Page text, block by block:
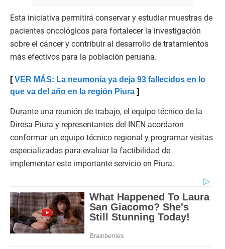
Esta iniciativa permitirá conservar y estudiar muestras de
pacientes oncológicos para fortalecer la investigación
sobre el cáncer y contribuir al desarrollo de tratamientos
más efectivos para la población peruana.
VER MÁS: La neumonía ya deja 93 fallecidos en lo
que va del año en la región Piura
Durante una reunión de trabajo, el equipo técnico de la
Diresa Piura y representantes del INEN acordaron
conformar un equipo técnico regional y programar visitas
especializadas para evaluar la factibilidad de
implementar este importante servicio en Piura.